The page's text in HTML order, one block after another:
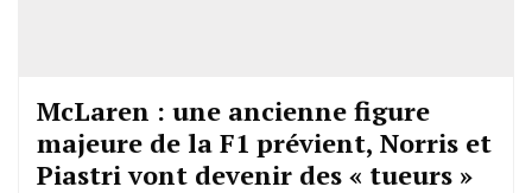
McLaren : une ancienne figure
majeure de la F1 prévient, Norris et
Piastri vont devenir des « tueurs »